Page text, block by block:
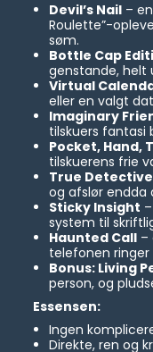
Devil’s Nail– en
Roulette”-
søm.
Bottle Cap
genstande, helt
Virtual
eller en valgt
Imaginary
tilskuers fantasi
Pocket, Hand,
tilskuerens frie
True Detective
og afslør
Sticky Insight
system til
Haunted Call–
telefonen
Bonus: Living
person, og
Essensen:
Ingen
Direkte, ren og